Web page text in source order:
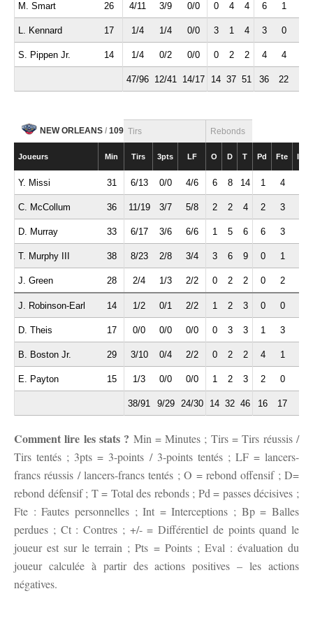
M. Smart 26 4/11 3/9 0/0 0 4 4 6 1
L. Kennard 17 1/4 1/4 0/0 3 1 4 3 0
S. Pippen Jr. 14 1/4 0/2 0/0 0 2 2 4 4
47/96 12/41 14/17 14 37 51 36 22
NEW ORLEANS / 109 Tirs Rebonds
Joueurs Min Tirs 3pts LF O D T Pd Fte
Y. Missi 31 6/13 0/0 4/6 6 8 14 1 4
C. McCollum 36 11/19 3/7 5/8 2 2 4 2 3
D. Murray 33 6/17 3/6 6/6 1 5 6 6 3
T. Murphy III 38 8/23 2/8 3/4 3 6 9 0 1
J. Green 28 2/4 1/3 2/2 0 2 2 0 2
J. Robinson-Earl 14 1/2 0/1 2/2 1 2 3 0 0
D. Theis 17 0/0 0/0 0/0 0 3 3 1 3
B. Boston Jr. 29 3/10 0/4 2/2 0 2 2 4 1
E. Payton 15 1/3 0/0 0/0 1 2 3 2 0
38/91 9/29 24/30 14 32 46 16 17
Comment lire les stats ? Min = Minutes ; Tirs = Tirs réussis /
Tirs tentés ; 3pts = 3-points / 3-points tentés ; LF = lancers-
francs réussis / lancers-francs tentés ; O = rebond offensif ; D=
rebond défensif ; T = Total des rebonds ; Pd = passes décisives ;
Fte : Fautes personnelles ; Int = Interceptions ; Bp = Balles
perdues ; Ct : Contres ; +/- = Différentiel de points quand le
joueur est sur le terrain ; Pts = Points ; Eval : évaluation du
joueur calculée à partir des actions positives – les actions
négatives.